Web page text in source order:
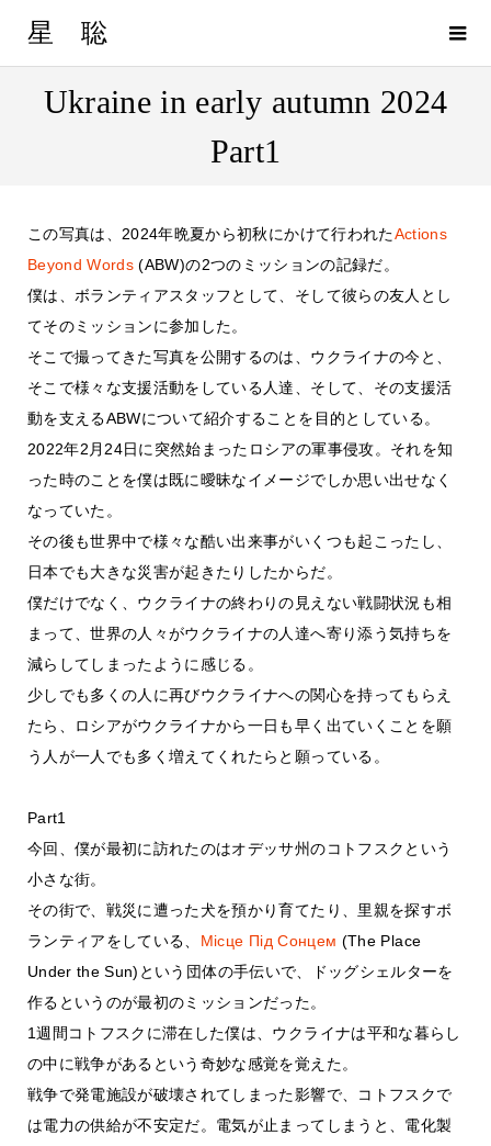
星 聡
Ukraine in early autumn 2024
Part1
この写真は、2024年晩夏から初秋にかけて行われたActions
Beyond Words (ABW)の2つのミッションの記録だ。
僕は、ボランティアスタッフとして、そして彼らの友人とし
てそのミッションに参加した。
そこで撮ってきた写真を公開するのは、ウクライナの今と、
そこで様々な支援活動をしている人達、そして、その支援活
動を支えるABWについて紹介することを目的としている。
2022年2月24日に突然始まったロシアの軍事侵攻。それを知
った時のことを僕は既に曖昧なイメージでしか思い出せなく
なっていた。
その後も世界中で様々な酷い出来事がいくつも起こったし、
日本でも大きな災害が起きたりしたからだ。
僕だけでなく、ウクライナの終わりの見えない戦闘状況も相
まって、世界の人々がウクライナの人達へ寄り添う気持ちを
減らしてしまったように感じる。
少しでも多くの人に再びウクライナへの関心を持ってもらえ
たら、ロシアがウクライナから一日も早く出ていくことを願
う人が一人でも多く増えてくれたらと願っている。
Part1
今回、僕が最初に訪れたのはオデッサ州のコトフスクという
小さな街。
その街で、戦災に遭った犬を預かり育てたり、里親を探すボ
ランティアをしている、 Місце Під Сонцем (The Place
Under the Sun)という団体の手伝いで、ドッグシェルターを
作るというのが最初のミッションだった。
1週間コトフスクに滞在した僕は、ウクライナは平和な暮らし
の中に戦争があるという奇妙な感覚を覚えた。
戦争で発電施設が破壊されてしまった影響で、コトフスクで
は電力の供給が不安定だ。電気が止まってしまうと、電化製